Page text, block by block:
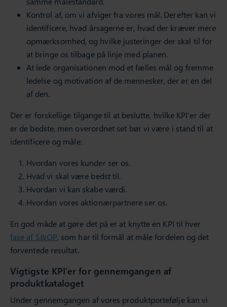
Kontrol af, om vi afviger fra vores mål. Derefter kan vi
identificere, hvad årsagerne er, hvad der kræver mere
opmærksomhed, og hvilke justeringer der skal til for
at bringe os tilbage på linje med planen.
At lede organisationen mod et fælles mål og fremme
ledelse og motivation af de mennesker, der er en del
af den.
Der er forskellige tilgange til at beslutte, hvilke KPI’er der
er de bedste, men overordnet set bør vi være i stand til at
identificere og måle:
Hvordan vores kunder ser os.
Hvad vi skal være bedst til.
Hvordan vi kan skabe værdi.
Hvordan vores aktionærpartnere ser os.
En god måde at gøre det på er at knytte en KPI til hver
fase af S&OP, som har til formål at måle fordelen og det
forventede resultat.
Vigtigste KPI’er for gennemgangen af
produktkataloget
Under gennemgangen af vores produktportefølje kan vi